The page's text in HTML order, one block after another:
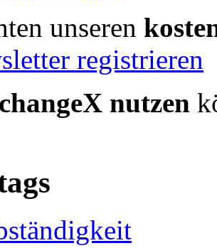
unseren
registrieren
changeX nutzen